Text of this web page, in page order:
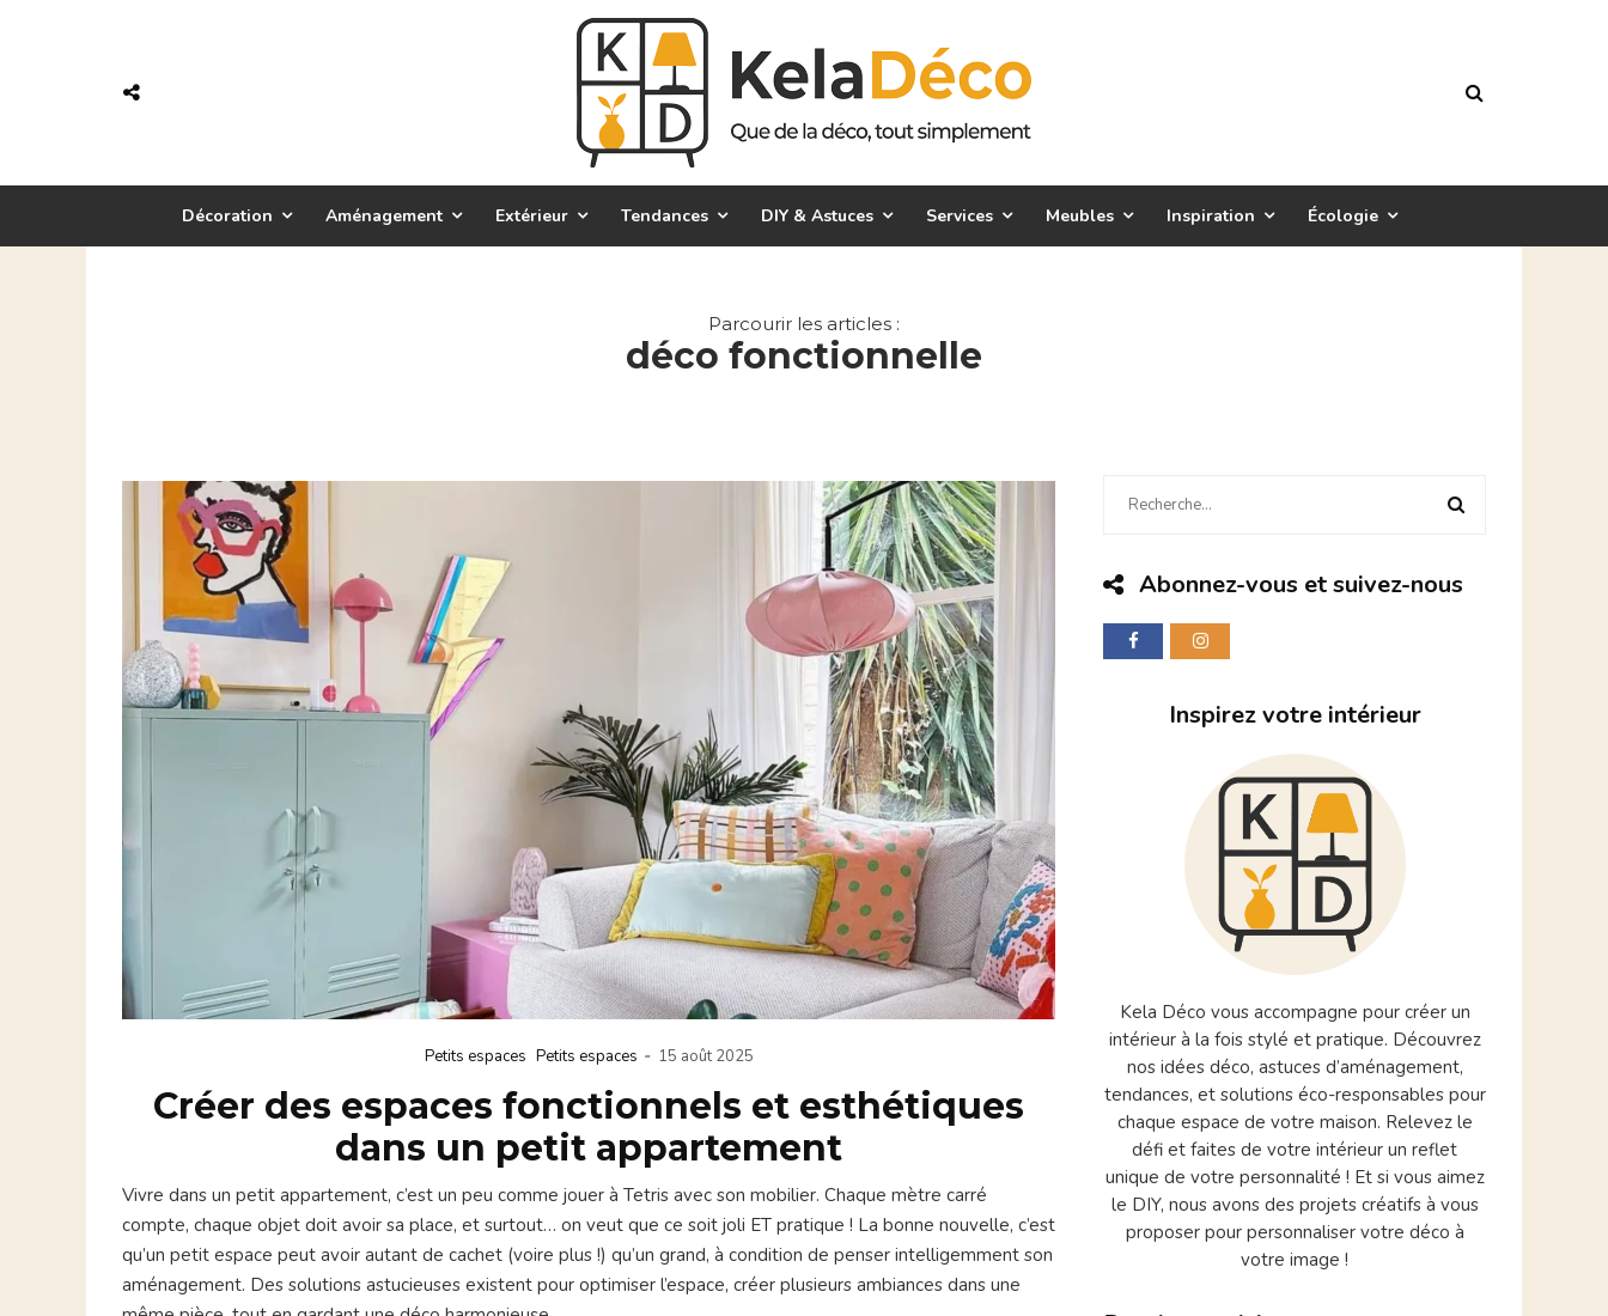
Décoration Aménagement Extérieur Tendances DIY & Astuces Services Meubles Inspiration Écologie
Parcourir les articles :
déco fonctionnelle
Petits espaces Petits espaces - 15 août 2025
Créer des espaces fonctionnels et esthétiques
dans un petit appartement
Vivre dans un petit appartement, c’est un peu comme jouer à Tetris avec son mobilier. Chaque mètre carré
compte, chaque objet doit avoir sa place, et surtout… on veut que ce soit joli ET pratique ! La bonne nouvelle, c’est
qu’un petit espace peut avoir autant de cachet (voire plus !) qu’un grand, à condition de penser intelligemment son
aménagement. Des solutions astucieuses existent pour optimiser l’espace, créer plusieurs ambiances dans une
Abonnez-vous et suivez-nous
Inspirez votre intérieur
Kela Déco vous accompagne pour créer un
intérieur à la fois stylé et pratique. Découvrez
nos idées déco, astuces d’aménagement,
tendances, et solutions éco-responsables pour
chaque espace de votre maison. Relevez le
défi et faites de votre intérieur un reflet
unique de votre personnalité ! Et si vous aimez
le DIY, nous avons des projets créatifs à vous
proposer pour personnaliser votre déco à
votre image !